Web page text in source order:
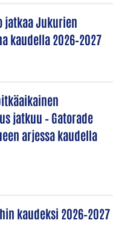
jatkaa Jukurien
kaudella 2026–2027
jatkuu – Gatorade
arjessa kaudella
kaudeksi 2026–2027